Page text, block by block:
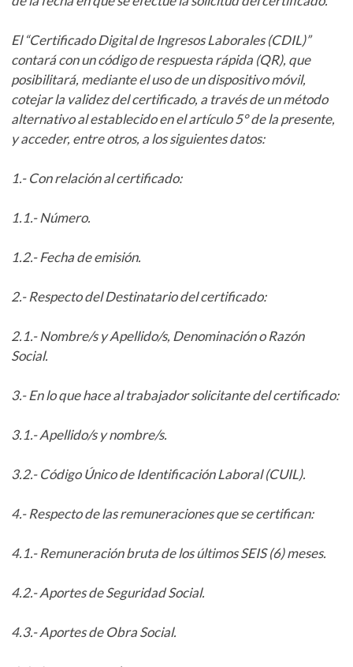
El “Certificado Digital de Ingresos Laborales (CDIL)”
contará con un código de respuesta rápida (QR), que
posibilitará, mediante el uso de un dispositivo móvil,
cotejar la validez del certificado, a través de un método
alternativo al establecido en el artículo 5° de la presente,
y acceder, entre otros, a los siguientes datos:
1.- Con relación al certificado:
1.1.- Número.
1.2.- Fecha de emisión.
2.- Respecto del Destinatario del certificado:
2.1.- Nombre/s y Apellido/s, Denominación o Razón
Social.
3.- En lo que hace al trabajador solicitante del certificado:
3.1.- Apellido/s y nombre/s.
3.2.- Código Único de Identificación Laboral (CUIL).
4.- Respecto de las remuneraciones que se certifican:
4.1.- Remuneración bruta de los últimos SEIS (6) meses.
4.2.- Aportes de Seguridad Social.
4.3.- Aportes de Obra Social.